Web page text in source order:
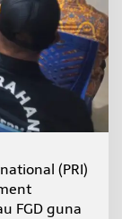
(PRI)
FGD guna